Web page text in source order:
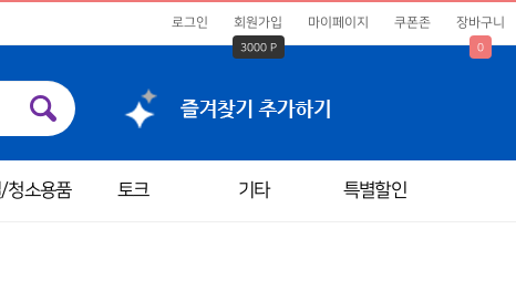
로그인 회원가입
3000 P
마이페이지 쿠폰존 장바구니
0
청소용품 토크 기타 특별할인